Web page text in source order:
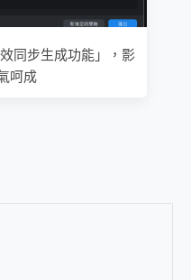
同步生成功能」，影
呵成